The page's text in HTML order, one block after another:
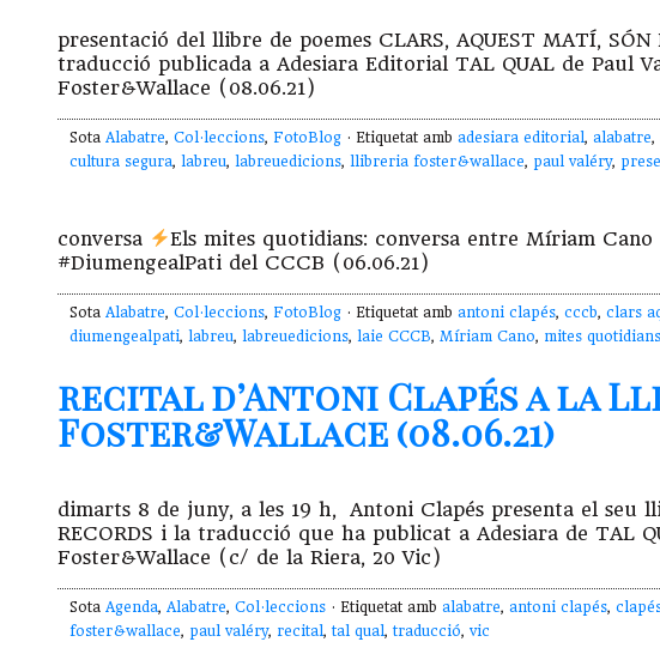
presentació del llibre de poemes CLARS, AQUEST MATÍ, SÓN
traducció publicada a Adesiara Editorial TAL QUAL de Paul
Foster&Wallace (08.06.21)
Sota Alabatre, Col·leccions, FotoBlog · Etiquetat amb adesiara editorial, alabatre,
cultura segura, labreu, labreuedicions, llibreria foster&wallace, paul valéry,
conversa
Els mites quotidians: conversa entre Míriam
#DiumengealPati del CCCB (06.06.21)
Sota Alabatre, Col·leccions, FotoBlog · Etiquetat amb antoni clapés, cccb, clars
diumengealpati, labreu, labreuedicions, laie CCCB, Míriam Cano, mites quotidians
recital d’Antoni Clapés a la
Foster&Wallace (08.06.21)
dimarts 8 de juny, a les 19 h, Antoni Clapés presenta el seu
RECORDS i la traducció que ha publicat a Adesiara de TAL
Foster&Wallace (c/ de la Riera, 20 Vic)
Sota Agenda, Alabatre, Col·leccions · Etiquetat amb alabatre, antoni clapés,
foster&wallace, paul valéry, recital, tal qual, traducció, vic